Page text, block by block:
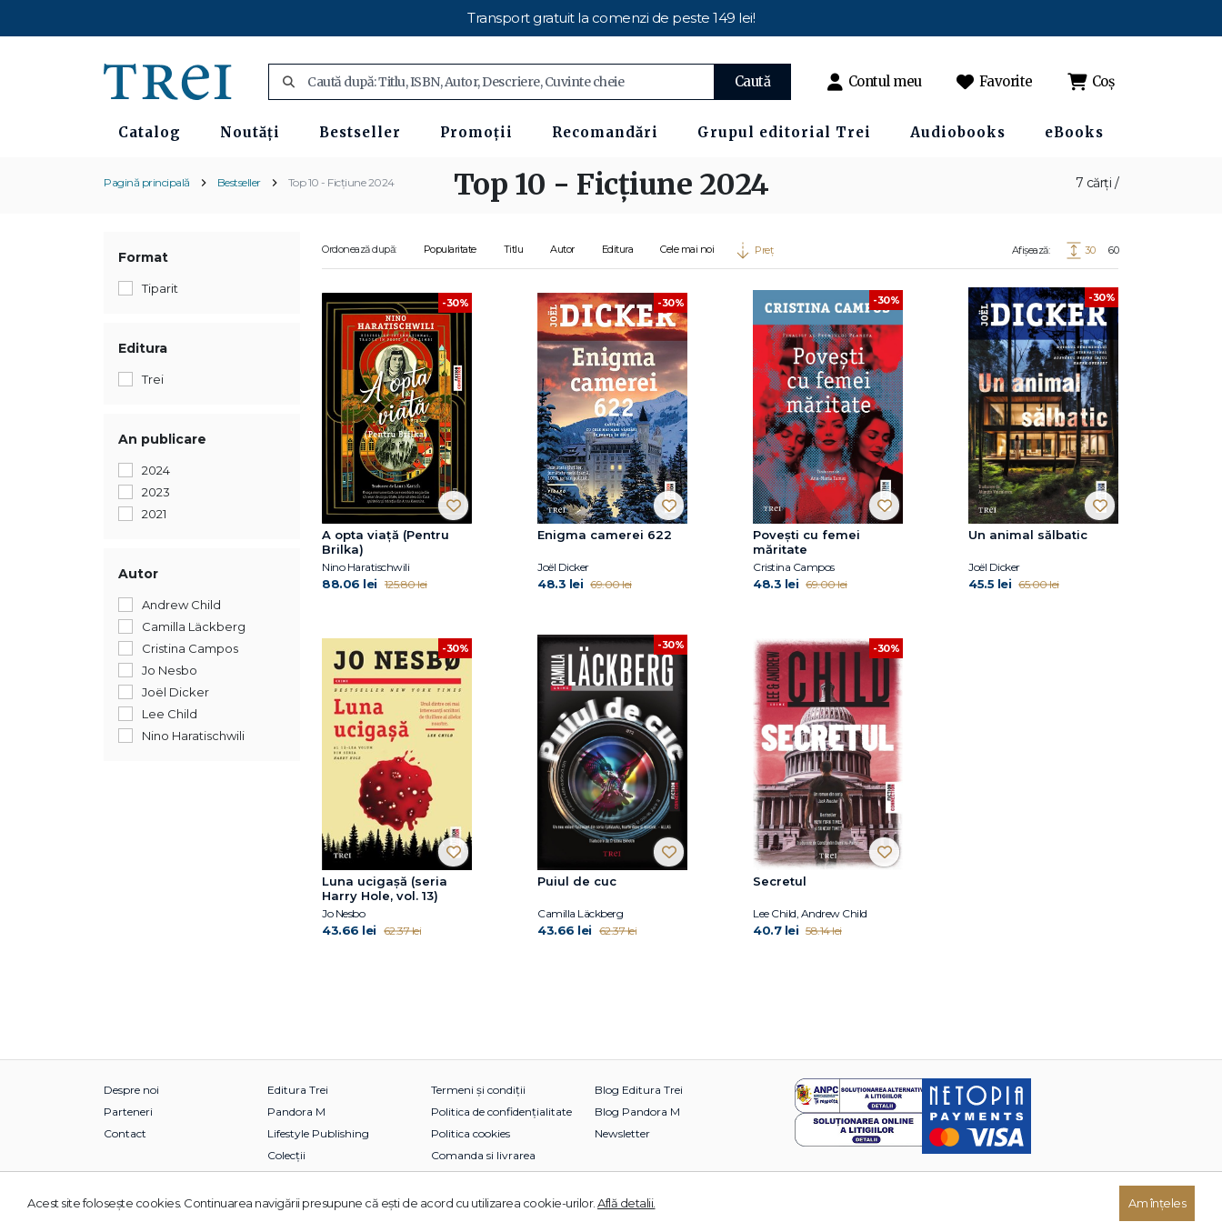
Transport gratuit la comenzi de peste 149 lei!
Caută Contul meu Favorite Coș
Catalog Noutăți Bestseller Promoții Recomandări Grupul editorial Trei Audiobooks eBooks
Pagină principală Bestseller Top 10 - Ficțiune 2024 7 cărți /
Top 10 - Ficțiune 2024
Format
Tiparit
Editura
Trei
An publicare
2024
2023
2021
Autor
Andrew Child
Camilla Läckberg
Cristina Campos
Jo Nesbo
Joël Dicker
Lee Child
Nino Haratischwili
Ordonează după: Popularitate Titlu Autor Editura Cele mai noi Preț Afișează: 30 60
-30%
A opta viață (Pentru
Brilka)
Nino Haratischwili
88.06 lei 125.80 lei
-30%
Enigma camerei 622
Joël Dicker
48.3 lei 69.00 lei
-30%
Povești cu femei
măritate
Cristina Campos
48.3 lei 69.00 lei
-30%
Un animal sălbatic
Joël Dicker
45.5 lei 65.00 lei
-30%
Luna ucigașă (seria
Harry Hole, vol. 13)
Jo Nesbo
43.66 lei 62.37 lei
-30%
Puiul de cuc
Camilla Läckberg
43.66 lei 62.37 lei
-30%
Secretul
Lee Child, Andrew Child
40.7 lei 58.14 lei
Despre noi
Parteneri
Contact
Editura Trei
Pandora M
Lifestyle Publishing
Colecții
Termeni și condiții
Politica de confidențialitate
Politica cookies
Comanda si livrarea
Blog Editura Trei
Blog Pandora M
Newsletter
© 2026 Grupul Editorial TREI. Toate drepturile rezervate.
Acest site foloseşte cookies. Continuarea navigării presupune că eşti de acord cu utilizarea cookie-urilor. Află detalii. Am înțeles